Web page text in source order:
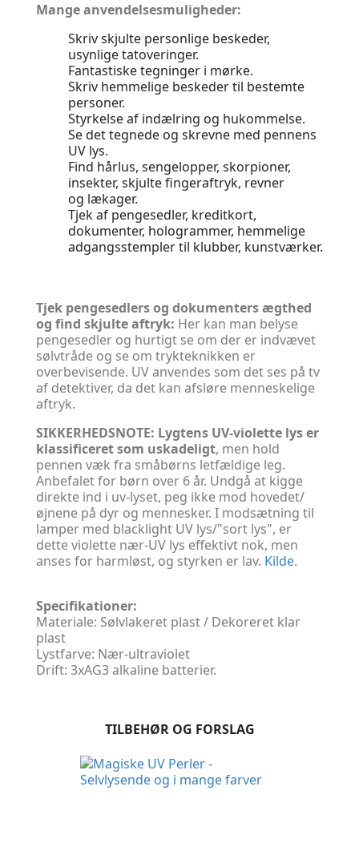
Mange anvendelsesmuligheder:
Skriv skjulte personlige beskeder,
usynlige tatoveringer.
Fantastiske tegninger i mørke.
Skriv hemmelige beskeder til bestemte
personer.
Styrkelse af indælring og hukommelse.
Se det tegnede og skrevne med pennens
UV lys.
Find hårlus, sengelopper, skorpioner,
insekter, skjulte fingeraftryk, revner
og lækager.
Tjek af pengesedler, kreditkort,
dokumenter, hologrammer, hemmelige
adgangsstempler til klubber, kunstværker.
Tjek pengesedlers og dokumenters ægthed
og find skjulte aftryk: Her kan man belyse
pengesedler og hurtigt se om der er indvævet
sølvtråde og se om trykteknikken er
overbevisende. UV anvendes som det ses på tv
af detektiver, da det kan afsløre menneskelige
aftryk.
SIKKERHEDSNOTE: Lygtens UV-violette lys er
klassificeret som uskadeligt, men hold
pennen væk fra småbørns letfældige leg.
Anbefalet for børn over 6 år. Undgå at kigge
direkte ind i uv-lyset, peg ikke mod hovedet/
øjnene på dyr og mennesker. I modsætning til
lamper med blacklight UV lys/"sort lys", er
dette violette nær-UV lys effektivt nok, men
anses for harmløst, og styrken er lav. Kilde.
Specifikationer:
Materiale: Sølvlakeret plast / Dekoreret klar
plast
Lystfarve: Nær-ultraviolet
Drift: 3xAG3 alkaline batterier.
TILBEHØR OG FORSLAG